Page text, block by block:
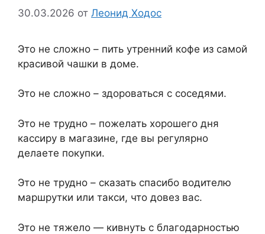
30.03.2026 от Леонид Ходос
Это не сложно – пить утренний кофе из самой
красивой чашки в доме.
Это не сложно – здороваться с соседями.
Это не трудно – пожелать хорошего дня
кассиру в магазине, где вы регулярно
делаете покупки.
Это не трудно – сказать спасибо водителю
маршрутки или такси, что довез вас.
Это не тяжело — кивнуть с благодарностью